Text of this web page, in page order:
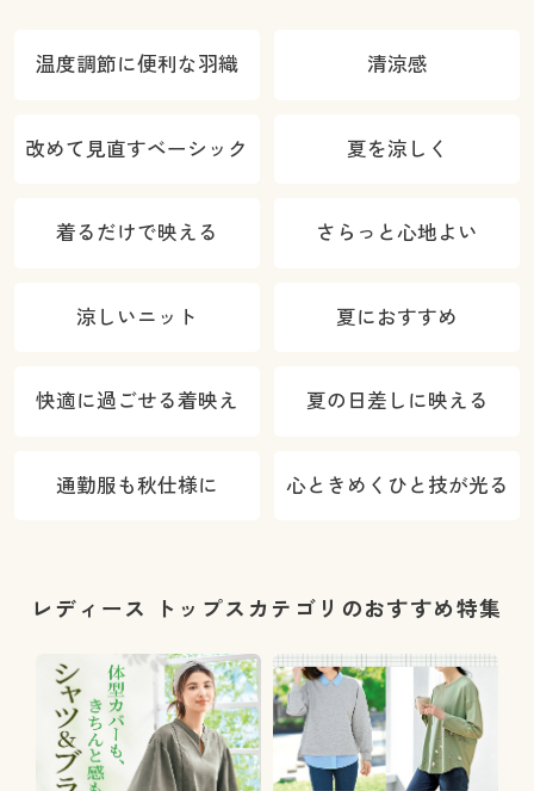
温度調節に便利な羽織 清涼感
改めて見直すベーシック 夏を涼しく
着るだけで映える さらっと心地よい
涼しいニット 夏におすすめ
快適に過ごせる着映え 夏の日差しに映える
通勤服も秋仕様に 心ときめくひと技が光る
レディース トップスカテゴリのおすすめ特集